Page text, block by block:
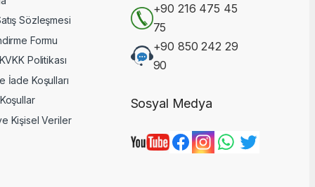
Sözleşmesi
Formu
Politikası
İade Koşulları
Kişisel Veriler
+90 216 475 45
75
+90 850 242 29
90
Sosyal Medya